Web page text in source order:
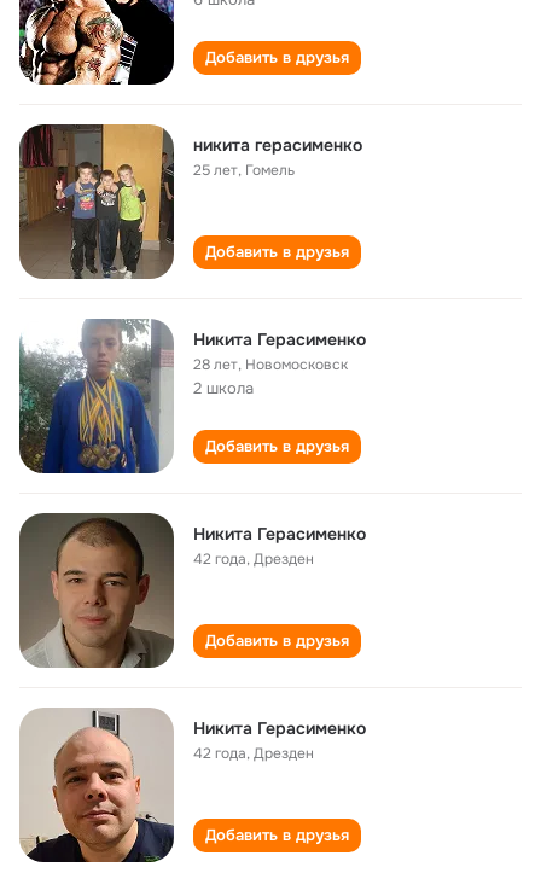
Добавить в друзья
никита герасименко
25 лет, Гомель
Добавить в друзья
Никита Герасименко
28 лет, Новомосковск
2 школа
Добавить в друзья
Никита Герасименко
42 года,Дрезден
Добавить в друзья
Никита Герасименко
42 года,Дрезден
Добавить в друзья